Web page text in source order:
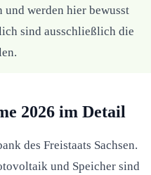
und werden hier bewusst
sind ausschließlich die
2026 im Detail
des Freistaats Sachsen.
und Speicher sind